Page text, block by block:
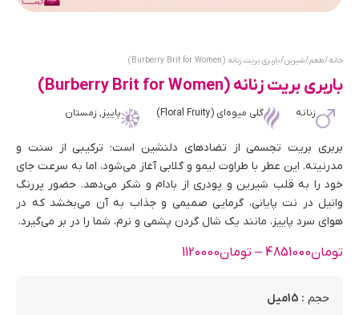
خانه/طعم/شیرین/ باربری بریت زنانه (Burberry Brit for Women)
باربری بریت زنانه (Burberry Brit for Women)
زنانه گلی میوه‌ای (Floral Fruity) پاییز, زمستان
بربری بریت تجسمی از تضادهای دلنشین است؛ ترکیبی از سنت و
مدرنیته. این عطر با طراوت لیمو و گلابی آغاز می‌شود، اما به سرعت جای
خود را به قلب شیرین و پودری از بادام و شکر می‌دهد. حضور پررنگ
وانیل در نت پایانی، گرمایی صمیمی و جذاب به آن می‌بخشد که در
هوای سرد پاییز، مانند یک شال گردن پشمی و نرم، شما را در بر می‌گیرد.
تومان4851000
– تومان1120000
حجم : 15میل